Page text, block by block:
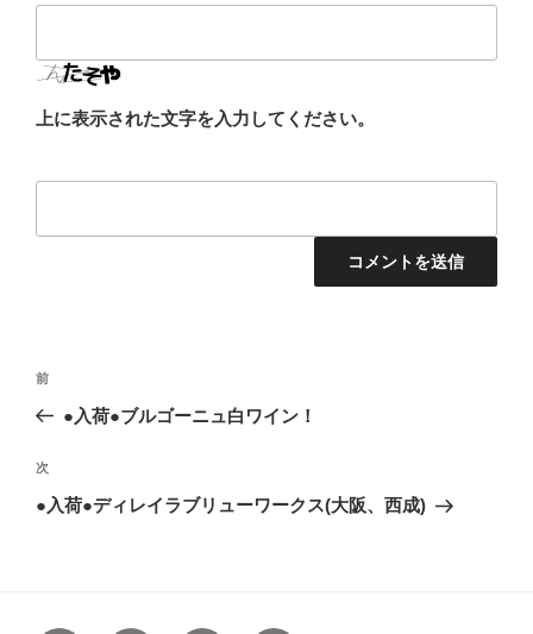
上に表示された文字を入力してください。
投
ビ
ゲ
前
の
稿
前
●入荷●ブルゴーニュ白ワイン！
次
の
次
●入荷●ディレイラブリューワークス(大阪、西成)